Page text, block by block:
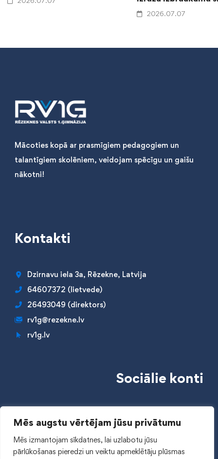
Mēs augstu vērtējam jūsu privātumu
Mēs izmantojam sīkdatnes, lai uzlabotu jūsu
pārlūkošanas pieredzi un veiktu apmeklētāju plūsmas
2026.07.07
Mācoties kopā ar prasmīgiem pedagogiem un
talantīgiem skolēniem, veidojam spēcīgu un gaišu
nākotni!
Kontakti
Dzirnavu iela 3a, Rēzekne, Latvija
64607372 (lietvede)
26493049 (direktors)
rv1g@rezekne.lv
rv1g.lv
Sociālie konti